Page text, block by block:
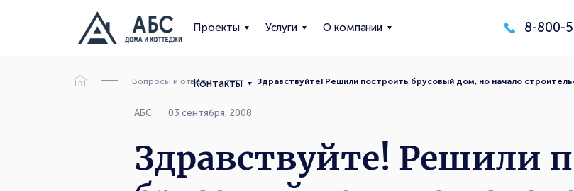
Проекты Услуги О компании
Контакты
8-800-
Вопросы и ответы Здравствуйте! Решили построить брусовый дом, но начало
АБС 03 сентября, 2008
Здравствуйте! Решили